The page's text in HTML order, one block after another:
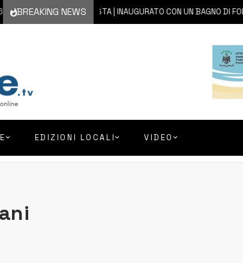
BREAKING NEWS
2026 AUGUSTA | INAUGURATO CON UN BAGNO DI FOLLA IL
EDIZIONI LOCALI VIDEO